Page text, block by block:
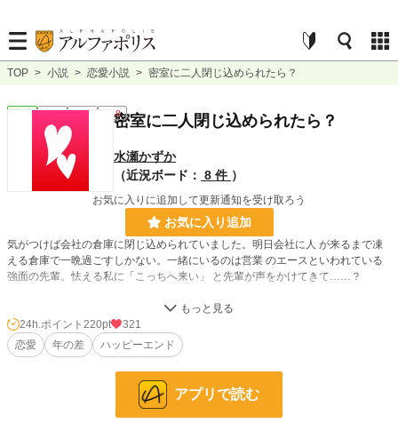
TOP > 小説 > 恋愛小説 > 密室に二人閉じ込められたら？
完結 短編 R18密室に二人閉じ込められたら？
水瀬かずか
（近況ボード： 8 件 ）
お気に入りに追加して更新通知を受け取ろう
お気に入り追加
気がつけば会社の倉庫に閉じ込められていました。明日会社に人 が来るまで凍
える倉庫で一晩過ごすしかない。一緒にいるのは営業 のエースといわれている
強面の先輩。怯える私に「こっちへ来い」 と先輩が声をかけてきて……？
6,577 位 / 228,832 件
恋愛 3,064 位 / 66,374 件
24h.ポイント 220pt
321
恋愛
年の差 ハッピーエンド
アプリで読む